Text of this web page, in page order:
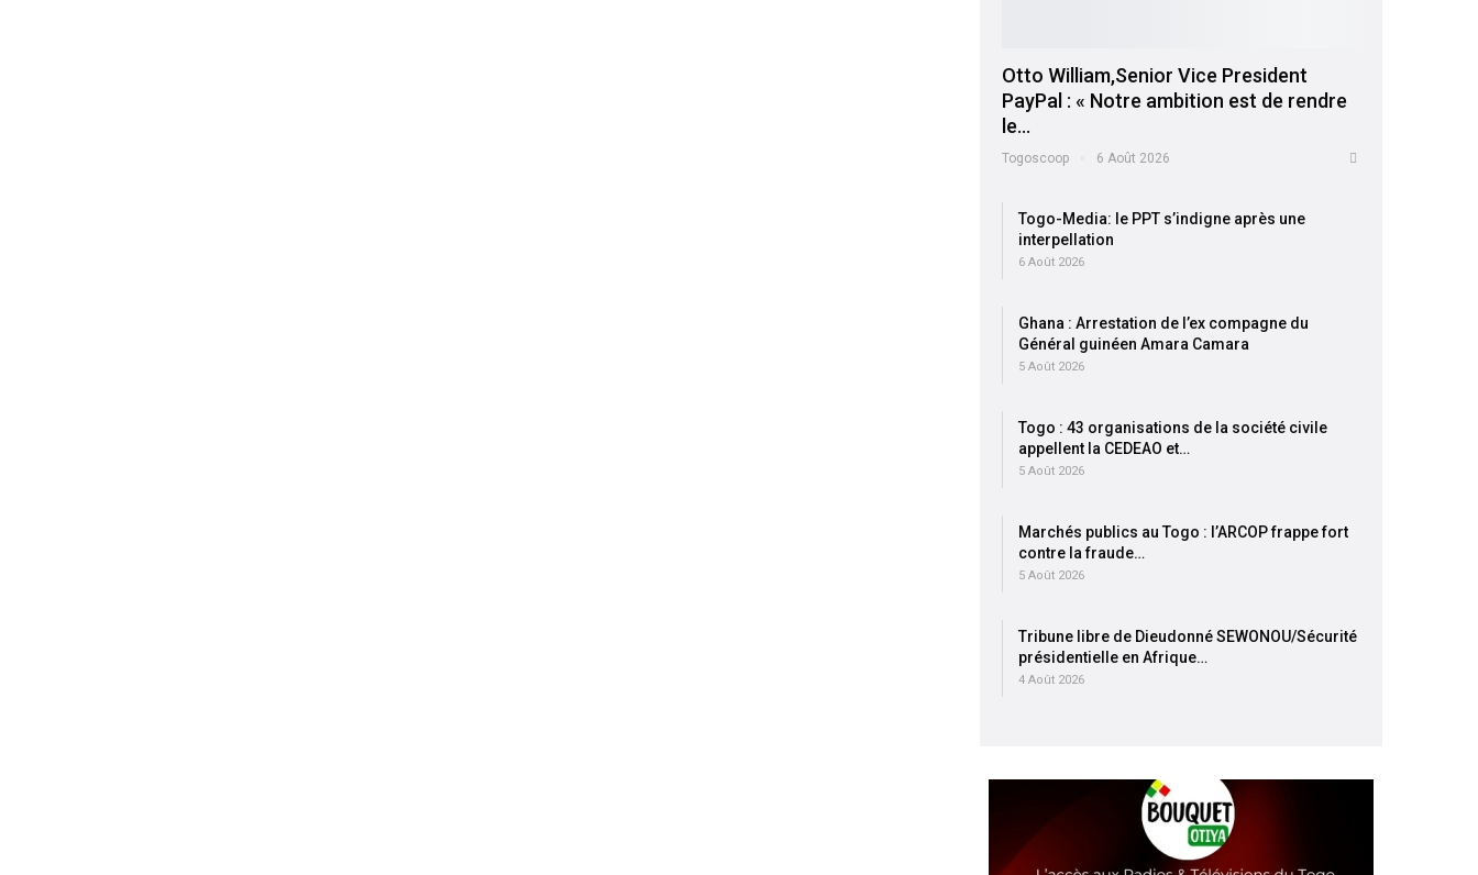
Otto William,Senior Vice President
PayPal : « Notre ambition est de rendre
le…
Togoscoop 6 Août 2026
Togo-Media: le PPT s’indigne après une
interpellation
6 Août 2026
Ghana : Arrestation de l’ex compagne du
Général guinéen Amara Camara
5 Août 2026
Togo : 43 organisations de la société civile
appellent la CEDEAO et…
5 Août 2026
Marchés publics au Togo : l’ARCOP frappe fort
contre la fraude…
5 Août 2026
Tribune libre de Dieudonné SEWONOU/Sécurité
présidentielle en Afrique…
4 Août 2026